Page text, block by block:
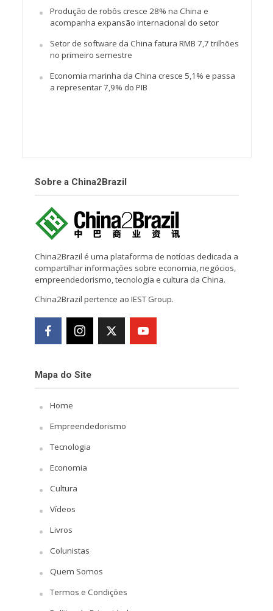
Produção de robôs cresce 28% na China e
acompanha expansão internacional do setor
Setor de software da China fatura RMB 7,7 trilhões
no primeiro semestre
Economia marinha da China cresce 5,1% e passa
a representar 7,9% do PIB
Sobre a China2Brazil
China2Brazil é uma plataforma de notícias dedicada a
compartilhar informações sobre economia, negócios,
empreendedorismo, tecnologia e cultura da China.
China2Brazil pertence ao IEST Group.
Mapa do Site
Home
Empreendedorismo
Tecnologia
Economia
Cultura
Vídeos
Livros
Colunistas
Quem Somos
Termos e Condições